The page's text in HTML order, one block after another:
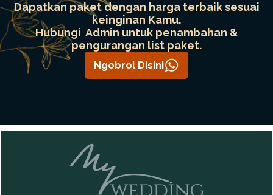
Dapatkan paket dengan harga terbaik sesuai
keinginan Kamu.
Hubungi Admin untuk penambahan &
pengurangan list paket.
Ngobrol Disini